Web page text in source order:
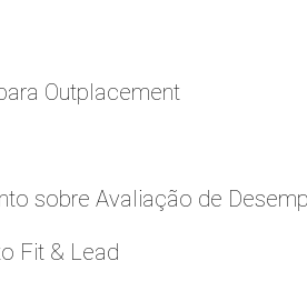
Outplacement
sobre Avaliação de
Fit & Lead